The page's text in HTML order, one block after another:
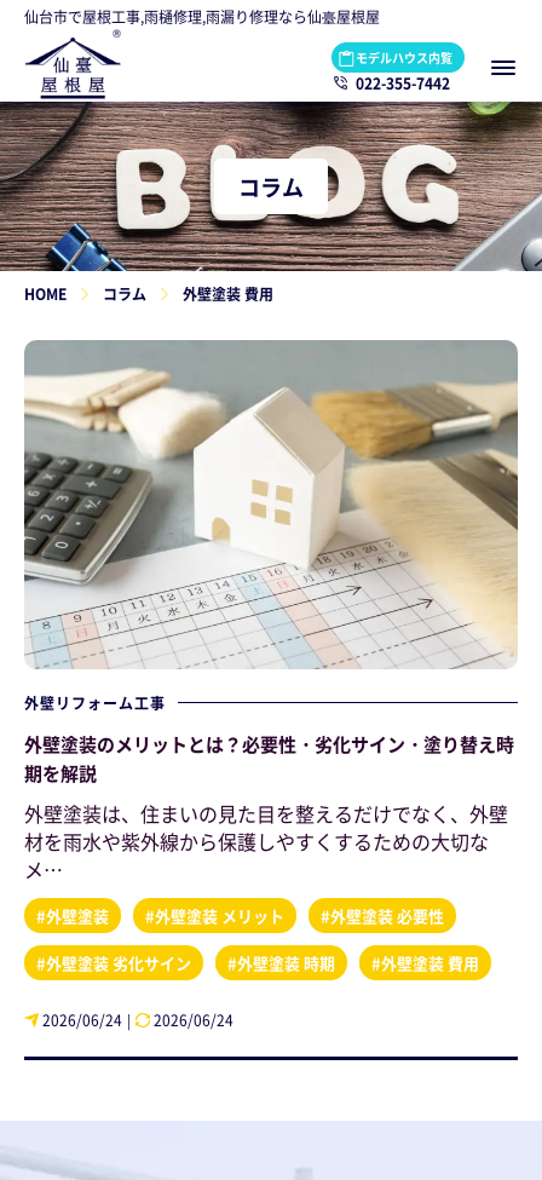
仙台市で屋根工事,雨樋修理,雨漏り修理なら仙臺屋根屋
022-355-7442
モデルハウス内覧
コラム
HOME コラム 外壁塗装 費用
外壁リフォーム工事
外壁塗装のメリットとは？必要性・劣化サイン・塗り替え時
期を解説
外壁塗装は、住まいの見た目を整えるだけでなく、外壁
材を雨水や紫外線から保護しやすくするための大切な
メ…
#外壁塗装 #外壁塗装 メリット #外壁塗装 必要性
#外壁塗装 劣化サイン #外壁塗装 時期 #外壁塗装 費用
2026/06/24 | 2026/06/24